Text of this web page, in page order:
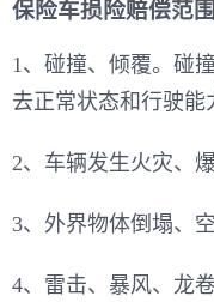
保险车损险赔偿范围
1、碰撞、倾覆。碰
去正常状态和行驶能
2、车辆发生火灾、
3、外界物体倒塌、
4、雷击、暴风、龙